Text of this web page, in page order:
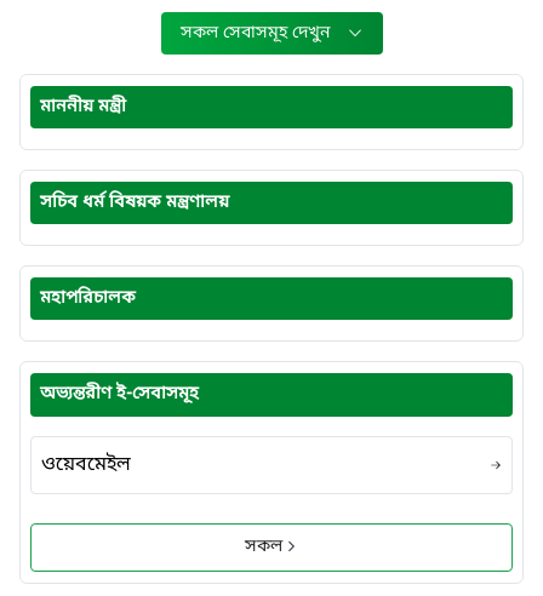
সকল সেবাসমূহ দেখুন
মাননীয় মন্ত্রী
সচিব ধর্ম বিষয়ক মন্ত্রণালয়
মহাপরিচালক
অভ্যন্তরীণ ই-সেবাসমূহ
ওয়েবমেইল
সকল